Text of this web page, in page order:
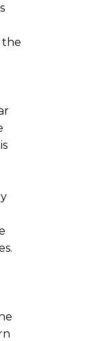
the